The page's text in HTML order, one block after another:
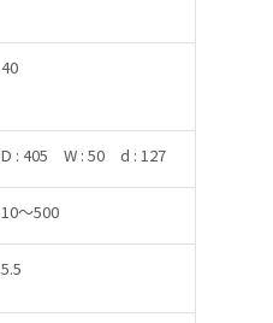
40
D : 405 W : 50 d : 127
10～500
5.5